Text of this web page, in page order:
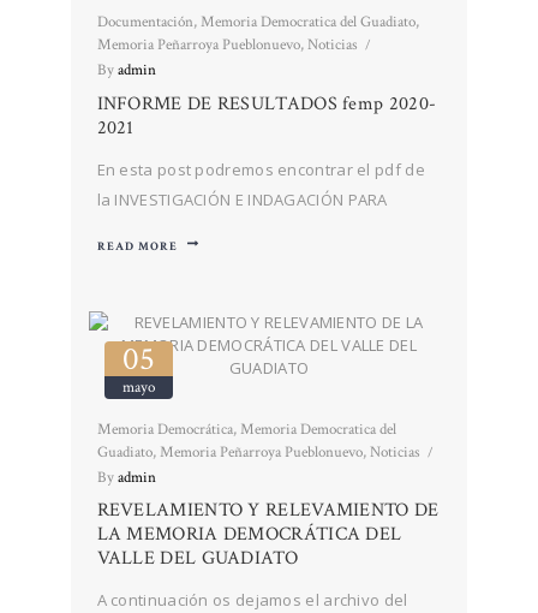
consejos de guerra incoados en Córdoba…
Documentación,Memoria Democratica del Guadiato,
Memoria Peñarroya Pueblonuevo,Noticias
Byadmin
INFORME DE RESULTADOS femp 2020-
2021
En esta post podremos encontrar el pdf de
la INVESTIGACIÓN E INDAGACIÓN PARA
completo que nos permite saber más acerca
de nuestro pasado con el fin de poner en
valor toda nuestra…
READ MORE
05
mayo
Memoria Democrática,Memoria Democratica del
Guadiato,Memoria Peñarroya Pueblonuevo,Noticias
Byadmin
REVELAMIENTO Y RELEVAMIENTO DE
LA MEMORIA DEMOCRÁTICA DEL
VALLE DEL GUADIATO
A continuación os dejamos el archivo del